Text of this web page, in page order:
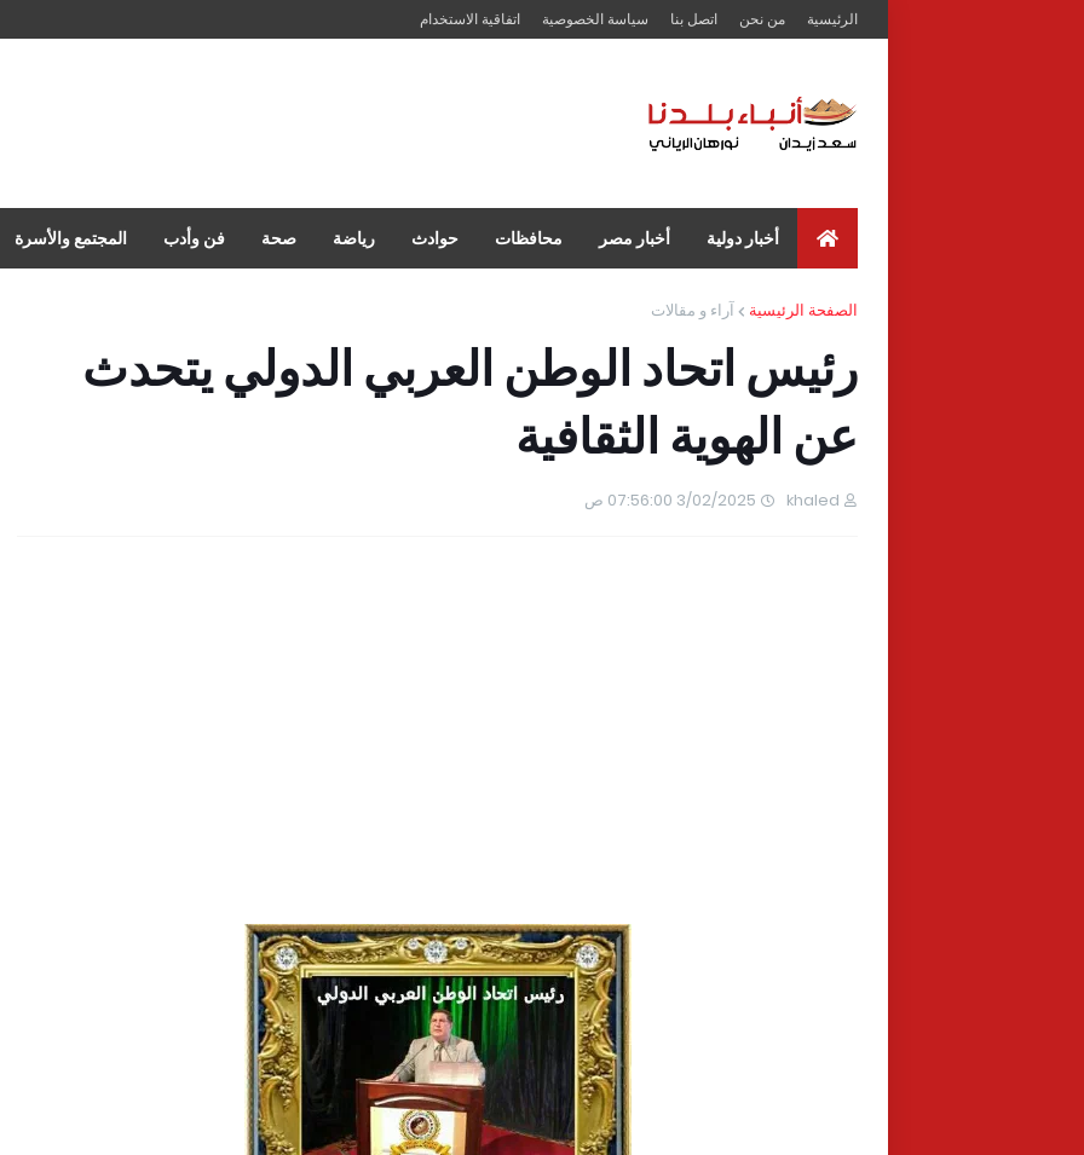
الرئيسية من نحن اتصل بنا سياسة الخصوصية اتفاقية الاستخدام
أخبار دولية أخبار مصر محافظات حوادث رياضة صحة فن وأدب المجتمع والأسرة
الصفحة الرئيسية آراء و مقالات
رئيس اتحاد الوطن العربي الدولي يتحدث
عن الهوية الثقافية
khaled 3/02/2025 07:56:00 ص